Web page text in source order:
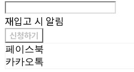
재입고 시 알림
신청하기
페이스북
카카오톡